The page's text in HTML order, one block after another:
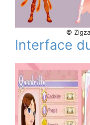
©
Interface